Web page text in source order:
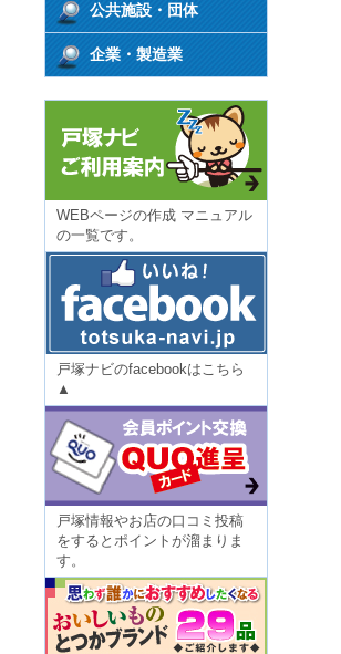
公共施設・団体
企業・製造業
WEBページの作成 マニュアル
の一覧です。
戸塚ナビのfacebookはこちら
▲
戸塚情報やお店の口コミ投稿
をするとポイントが溜まりま
す。